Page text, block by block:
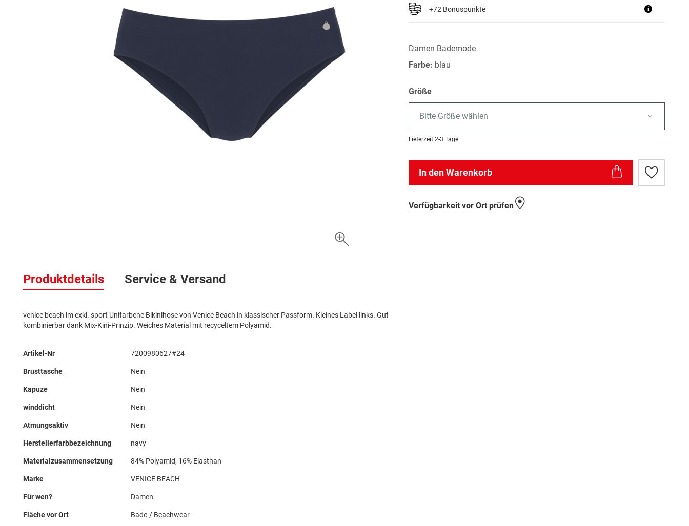
der
Bildergalerie
+72 Bonuspunkte i
Damen Bademode
Farbe: blau
Größe
Bitte Größe wählen
Lieferzeit 2-3 Tage
In den Warenkorb
Zur
Wunschliste
Verfügbarkeit vor Ort prüfen
Produktdetails
venice beach lm exkl. sport Unifarbene Bikinihose von Venice Beach in klassischer Passform. Kleines Label links. Gut
kombinierbar dank Mix-Kini-Prinzip. Weiches Material mit recyceltem Polyamid.
Mehr
Artikel-Nr 7200980627#24
Brusttasche Nein
Kapuze Nein
winddicht Nein
Atmungsaktiv Nein
Herstellerfarbbezeichnung navy
Materialzusammensetzung 84% Polyamid, 16% Elasthan
Marke VENICE BEACH
Für wen? Damen
Fläche vor Ort Bade-/ Beachwear
Service & Versand